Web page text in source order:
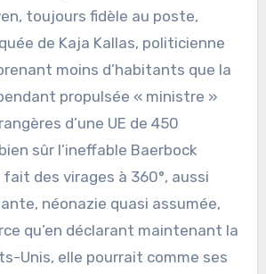
toujours fidèle au poste,
de Kaja Kallas, politicienne
moins d’habitants que la
propulsée « ministre »
d’une UE de 450
sûr l’ineffable Baerbock
fait des virages à 360°, aussi
néonazie quasi assumée,
qu’en déclarant maintenant la
Unis, elle pourrait comme ses